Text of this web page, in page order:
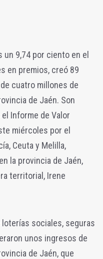
un 9,74 por ciento en el
en premios, creó 89
cuatro millones de
de Jaén. Son
Informe de Valor
miércoles por el
Ceuta y Melilla,
la provincia de Jaén,
territorial, Irene
sociales, seguras
unos ingresos de
de Jaén, que